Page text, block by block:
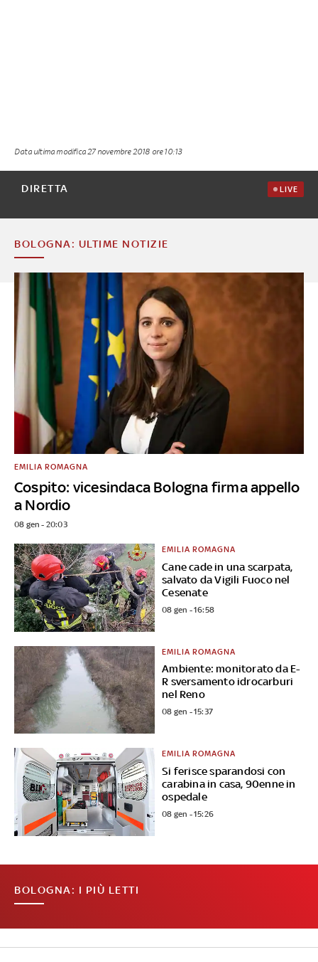
Data ultima modifica 27 novembre 2018 ore 10:13
DIRETTA LIVE
BOLOGNA: ULTIME NOTIZIE
Cospito: vicesindaca Bologna firma appello
a Nordio
EMILIA ROMAGNA
08 gen - 20:03
Cane cade in una scarpata,
salvato da Vigili Fuoco nel
Cesenate
EMILIA ROMAGNA
08 gen - 16:58
Ambiente: monitorato da E-
R sversamento idrocarburi
nel Reno
EMILIA ROMAGNA
08 gen - 15:37
Si ferisce sparandosi con
carabina in casa, 90enne in
ospedale
EMILIA ROMAGNA
08 gen - 15:26
BOLOGNA: I PIÙ LETTI